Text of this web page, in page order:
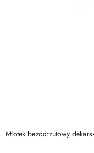
Młotek bezodrzutowy